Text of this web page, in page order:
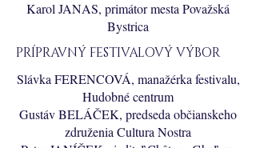
Karol JANAS, primátor mesta Považská
Bystrica
PRÍPRAVNÝ FESTIVALOVÝ VÝBOR
Slávka FERENCOVÁ, manažérka festivalu,
Hudobné centrum
Gustáv BELÁČEK, predseda občianskeho
združenia Cultura Nostra